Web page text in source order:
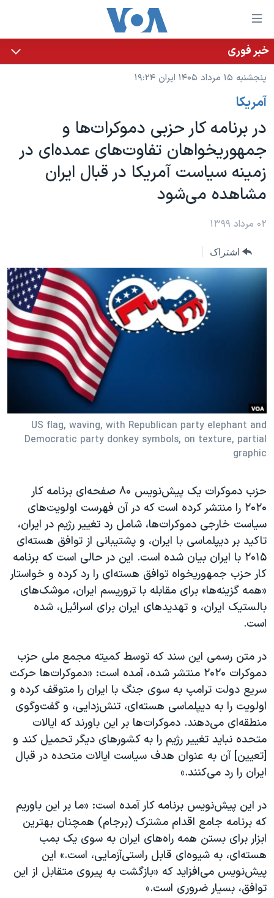
لینکهای
قابل
دسترسی
جهش
محتوای
اصلی
جهش
به
صفحه
اصلی
به
خانه
نسخه سبک وب‌سایت
موضوع ها
ایران
آمریکا
جهان
ورزشی
گزیده‌ها
فرهنگ و زندگی
حقوق شهروندی
برنامه های تلویزیونی
جدول برنامه ها
صفحه‌های ویژه
جام جهانی ۲۰۲۶
عملیات خشم حماسی
انتخابات ریاست جمهوری آمریکا ۲۰۲۴
حمله جمهوری اسلامی به اسرائیل
تریبونال مردمی آبان ۹۸
چهل سال گروگان‌گیری
قانون شفافیت دارائی کادر رهبری ایران
اعتراضات مردمی آبان ۹۸
اسرائیل در جنگ
نرگس محمدی برنده جایزه نوبل صلح
همایش محافظه‌کاران آمریکا «سی‌پک»
فرکانس‌های صدای آمریکا
پخش رادیویی
یادگیری زبان انگلیسی
دنبال کنید
خبر فوری
پنجشنبه ۱۵ مرداد ۱۴۰۵ ایران ۱۹:۲۴
آمريکا
در برنامه کار حزبی دموکرات‌ها و
جمهوریخواهان تفاوت‌های عمده‌ای در
زمینه سیاست آمریکا در قبال ایران
مشاهده می‌شود
۰۲ مرداد ۱۳۹۹
اشتراک
US flag, waving, with Republican party elephant and
Democratic party donkey symbols, on texture, partial
graphic
حزب دموکرات یک پیش‌نویس ۸۰ صفحه‌ای برنامه کار
۲۰۲۰ را منتشر کرده است که در آن فهرست اولویت‌های
سیاست خارجی دموکرات‌ها، شامل رد تغییر رژیم در ایران،
تاکید بر دیپلماسی با ایران، و پشتیبانی از توافق هسته‌ای
۲۰۱۵ با ایران بیان شده است. این در حالی است که برنامه
کار حزب جمهوریخواه توافق هسته‌ای را رد کرده و خواستار
«همه گزینه‌ها» برای مقابله با تروریسم ایران، موشک‌های
بالستیک ایران، و تهدید‌های ایران برای اسرائیل، شده
است.
در متن رسمی این سند که توسط کمیته مجمع ملی حزب
دموکرات ۲۰۲۰ منتشر شده، آمده است: «دموکرات‌ها حرکت
سریع دولت ترامپ به سوی جنگ با ایران را متوقف کرده و
اولویت را به دیپلماسی هسته‌ای، تنش‌زدایی، و گفت‌و‌گوی
منطقه‌ای می‌دهند. دموکرات‌ها بر این باورند که ایالات
متحده نباید تغییر رژیم را به کشورهای دیگر تحمیل کند و
[تعیین] آن به عنوان هدف سیاست ایالات متحده در قبال
ایران را رد می‌کنند.»
در این پیش‌نویس برنامه کار آمده است: «ما بر این باوریم
که برنامه جامع اقدام مشترک (برجام) همچنان بهترین
ابزار برای بستن همه راه‌های ایران به سوی یک بمب
هسته‌ای، به شیوه‌ای قابل راستی‌آزمایی، است.» این
پیش‌نویس می‌افزاید که «بازگشت به پیروی متقابل از این
توافق، بسیار ضروری است.»